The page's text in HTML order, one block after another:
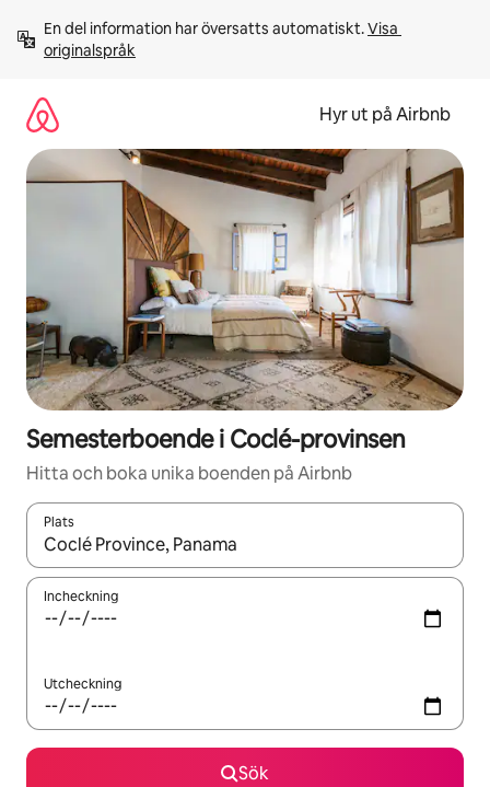
innehåll
En del information har översatts automatiskt. Visa
originalspråk
Hyr ut på Airbnb
Semesterboende i Coclé-provinsen
Hitta och boka unika boenden på Airbnb
Plats
När resultaten är tillgängliga kan du navigera med upp- och
Incheckning
Utcheckning
Sök